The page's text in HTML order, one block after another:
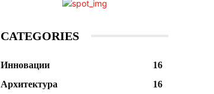
CATEGORIES
Инновации
16
Архитектура
16